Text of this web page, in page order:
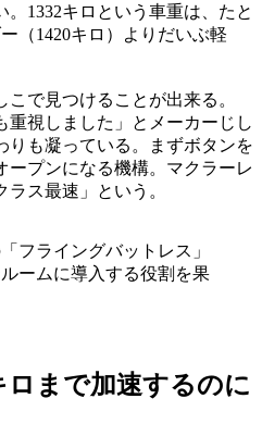
1332キロという車重は、たと
（1420キロ）よりだいぶ軽
で見つけることが出来る。
重視しました」とメーカーじし
りも凝っている。まずボタンを
ープンになる機構。マクラーレ
ス最速」という。
フライングバットレス」
ームに導入する役割を果
ロまで加速するのに